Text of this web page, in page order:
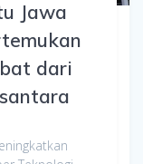
Jawa
dari